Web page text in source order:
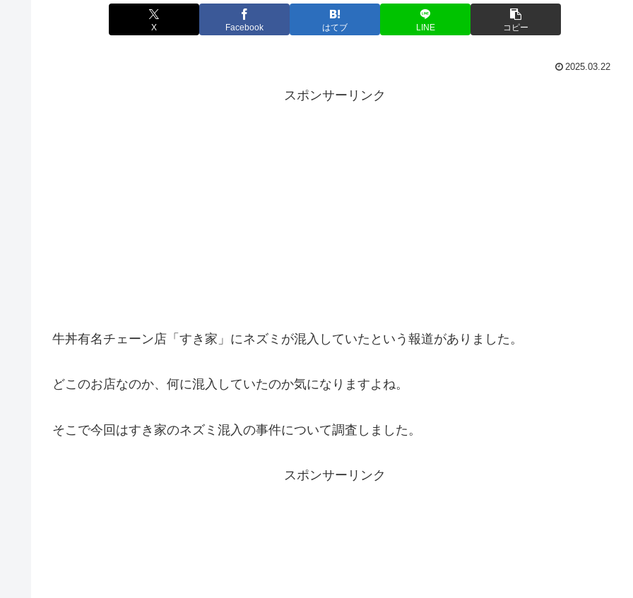
X Facebook はてブ LINE コピー
2025.03.22
スポンサーリンク
牛丼有名チェーン店「すき家」にネズミが混入していたという報道がありました。
どこのお店なのか、何に混入していたのか気になりますよね。
そこで今回はすき家のネズミ混入の事件について調査しました。
スポンサーリンク